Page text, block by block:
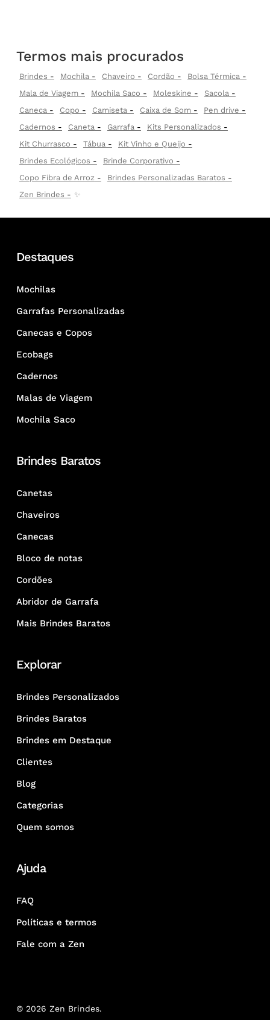
Termos mais procurados
Brindes Mochila Chaveiro Cordão
Bolsa Térmica
Mala de Viagem
Mochila Saco Moleskine
Sacola
Caneca
Copo Camiseta Caixa de Som
Pen drive
Cadernos
Caneta Garrafa
Kits Personalizados
Kit Churrasco
Tábua
Kit Vinho e Queijo
Brindes Ecológicos
Brinde Corporativo
Copo Fibra de Arroz
Brindes Personalizadas Baratos
Zen Brindes
✨
Destaques
Mochilas
Garrafas Personalizadas
Canecas e Copos
Ecobags
Cadernos
Malas de Viagem
Mochila Saco
Brindes Baratos
Canetas
Chaveiros
Canecas
Bloco de notas
Cordões
Abridor de Garrafa
Mais Brindes Baratos
Explorar
Brindes Personalizados
Brindes Baratos
Brindes em Destaque
Clientes
Blog
Categorias
Quem somos
Ajuda
FAQ
Políticas e termos
Fale com a Zen
© 2026 Zen Brindes.